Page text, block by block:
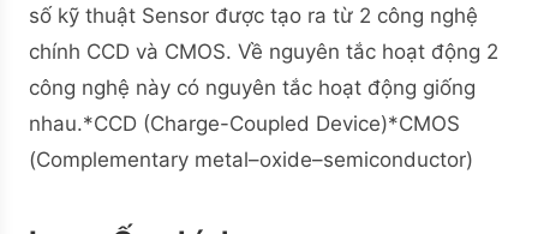
số kỹ thuật Sensor được tạo ra từ 2 công nghệ
chính CCD và CMOS. Về nguyên tắc hoạt động 2
công nghệ này có nguyên tắc hoạt động giống
nhau.*CCD (Charge-Coupled Device)*CMOS
(Complementary metal–oxide–semiconductor)